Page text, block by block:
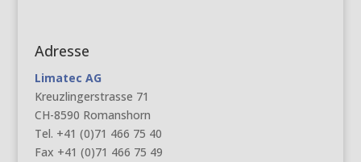
Adresse
Limatec AG
Kreuzlingerstrasse 71
CH-8590 Romanshorn
Tel. +41 (0)71 466 75 40
Fax +41 (0)71 466 75 49